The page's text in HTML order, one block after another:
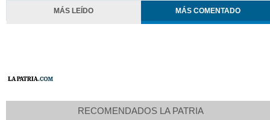
MÁS LEÍDO MÁS COMENTADO
RECOMENDADOS LA PATRIA